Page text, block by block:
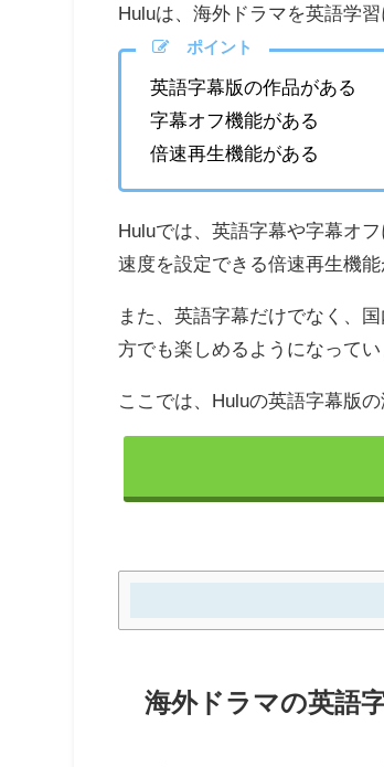
Huluは、海外ドラマを英語学
ポイント
英語字幕版の作品がある
字幕オフ機能がある
倍速再生機能がある
Huluでは、英語字幕や字幕オ
速度を設定できる倍速再生機
また、英語字幕だけでなく、
方でも楽しめるようになって
ここでは、Huluの英語字幕版
海外ドラマの英語